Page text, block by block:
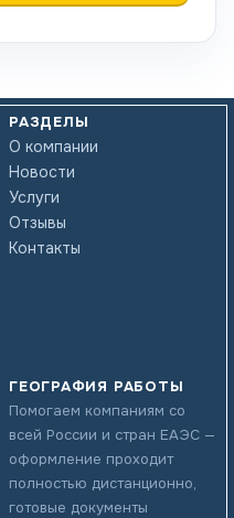
РАЗДЕЛЫ
О компании
Новости
Услуги
Отзывы
Контакты
ГЕОГРАФИЯ РАБОТЫ
Помогаем компаниям со
всей России и стран ЕАЭС —
оформление проходит
полностью дистанционно,
готовые документы